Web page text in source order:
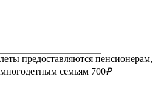
предоставляются пенсионерам,
семьям 700₽